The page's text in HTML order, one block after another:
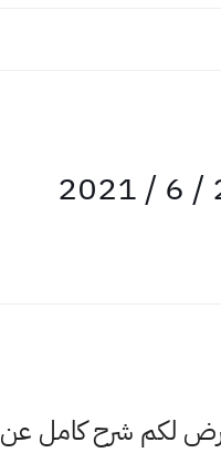
لكم شرح كامل عن